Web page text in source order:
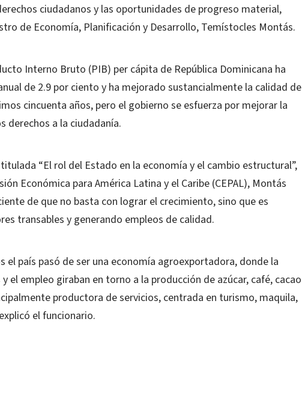
ciudadanos y las oportunidades de progreso material,
de Economía, Planificación y Desarrollo, Temístocles Montás.
Interno Bruto (PIB) per cápita de República Dominicana ha
de 2.9 por ciento y ha mejorado sustancialmente la calidad de
cincuenta años, pero el gobierno se esfuerza por mejorar la
derechos a la ciudadanía.
“El rol del Estado en la economía y el cambio estructural”,
Económica para América Latina y el Caribe (CEPAL), Montás
de que no basta con lograr el crecimiento, sino que es
transables y generando empleos de calidad.
el país pasó de ser una economía agroexportadora, donde la
el empleo giraban en torno a la producción de azúcar, café, cacao
productora de servicios, centrada en turismo, maquila,
el funcionario.